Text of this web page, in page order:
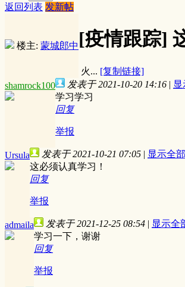
返回列表 发新帖
楼主: 蒙城郎中 [疫情跟踪]
火... [复制链接]
shamrock100
发表于 2021-10-20 14:16 |
学习学习
回复
举报
Ursula 发表于 2021-10-21 07:05 | 显示全
这必须认真学习！
回复
举报
admaila 发表于 2021-12-25 08:54 | 显示全
学习一下，谢谢
回复
举报